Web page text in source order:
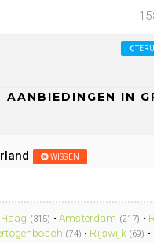
WISSEN
(315) •Amsterdam (217) •
(74) • Rijswijk (69) •